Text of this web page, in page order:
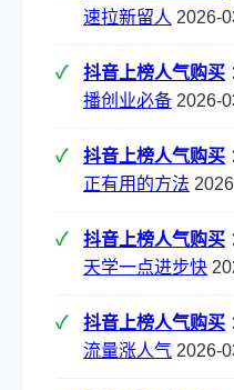
速拉新留人 2026-
抖音上榜人气购买
播创业必备 2026-
抖音上榜人气购买
正有用的方法
抖音上榜人气购买
天学一点进步快
抖音上榜人气购买
流量涨人气 2026-